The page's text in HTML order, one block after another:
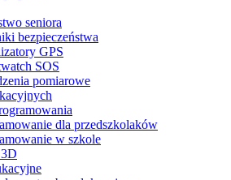
seniora
bezpieczeństwa
GPS
SOS
pomiarowe
dla przedszkolaków
w szkole